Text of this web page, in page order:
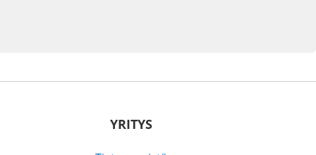
YRITYS